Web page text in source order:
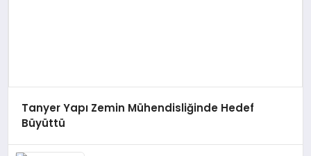
Tanyer Yapı Zemin Mühendisliğinde Hedef
Büyüttü